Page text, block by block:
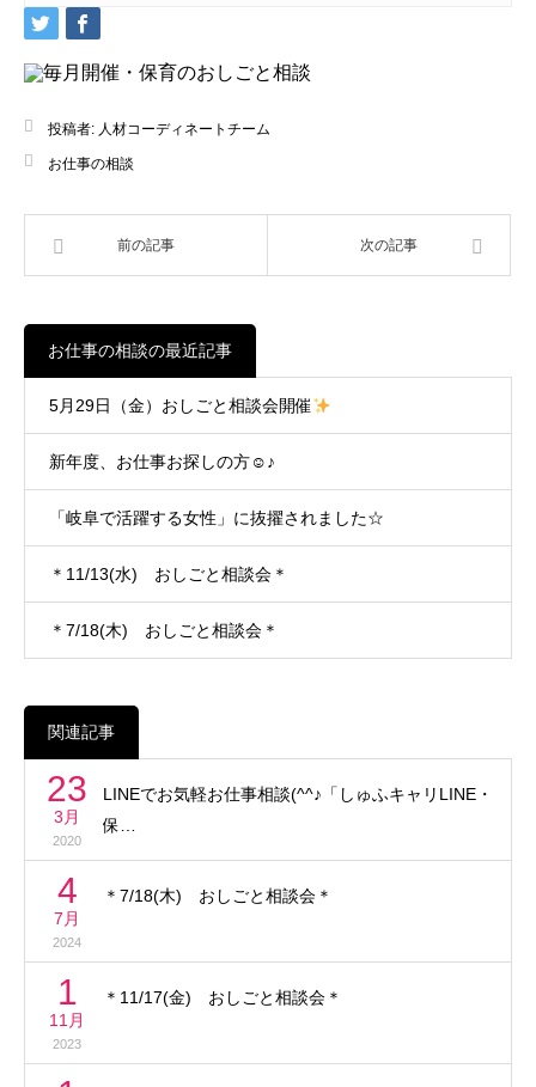
投稿者: 人材コーディネートチーム
お仕事の相談
前の記事 次の記事
お仕事の相談の最近記事
5月29日（金）おしごと相談会開催
新年度、お仕事お探しの方☺︎♪
「岐阜で活躍する女性」に抜擢されました☆
＊11/13(水) おしごと相談会＊
＊7/18(木) おしごと相談会＊
関連記事
23
3月
2020
LINEでお気軽お仕事相談(^^♪「しゅふキャリLINE・
保…
4
7月
2024
＊7/18(木) おしごと相談会＊
1
11月
2023
＊11/17(金) おしごと相談会＊